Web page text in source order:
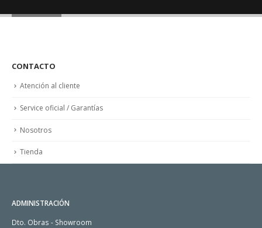
CONTACTO
Atención al cliente
Service oficial / Garantías
Nosotros
Tienda
ADMINISTRACIÓN
Dto. Obras - Showroom